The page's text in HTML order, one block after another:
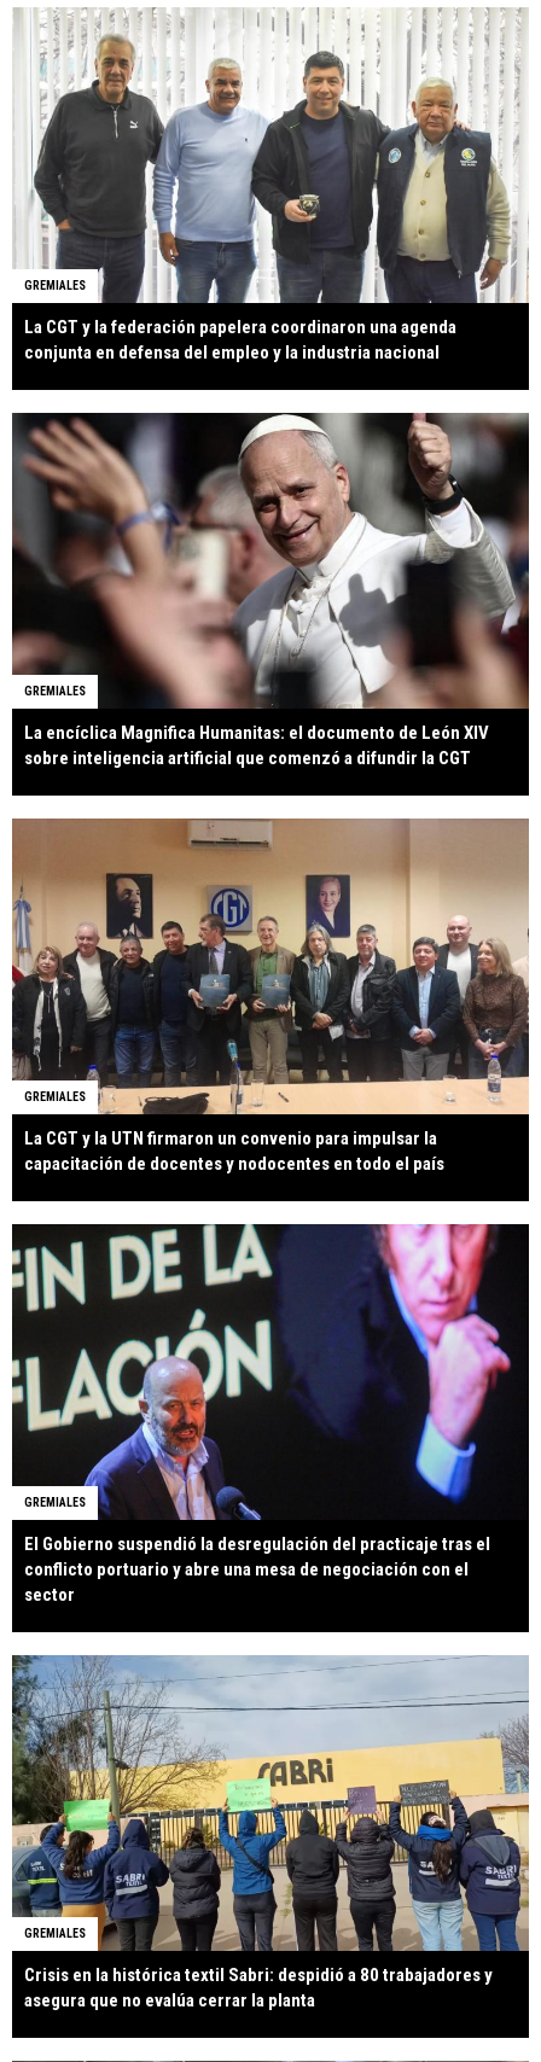
GREMIALES
La CGT y la federación papelera coordinaron una agenda
conjunta en defensa del empleo y la industria nacional
GREMIALES
La encíclica Magnifica Humanitas: el documento de León XIV
sobre inteligencia artificial que comenzó a difundir la CGT
GREMIALES
La CGT y la UTN firmaron un convenio para impulsar la
capacitación de docentes y nodocentes en todo el país
GREMIALES
El Gobierno suspendió la desregulación del practicaje tras el
conflicto portuario y abre una mesa de negociación con el
sector
GREMIALES
Crisis en la histórica textil Sabri: despidió a 80 trabajadores y
asegura que no evalúa cerrar la planta